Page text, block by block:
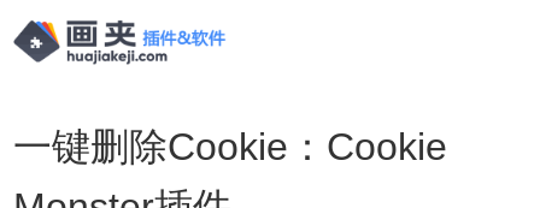
一键删除Cookie：Cookie